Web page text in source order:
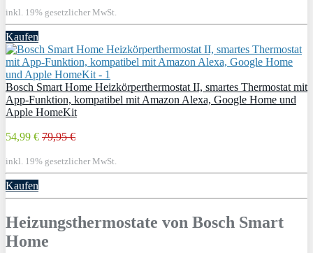
inkl. 19% gesetzlicher MwSt.
Kaufen
Bosch Smart Home Heizkörperthermostat II, smartes Thermostat mit
App-Funktion, kompatibel mit Amazon Alexa, Google Home und
Apple HomeKit
54,99 € 79,95 €
inkl. 19% gesetzlicher MwSt.
Kaufen
Heizungsthermostate von Bosch Smart
Home